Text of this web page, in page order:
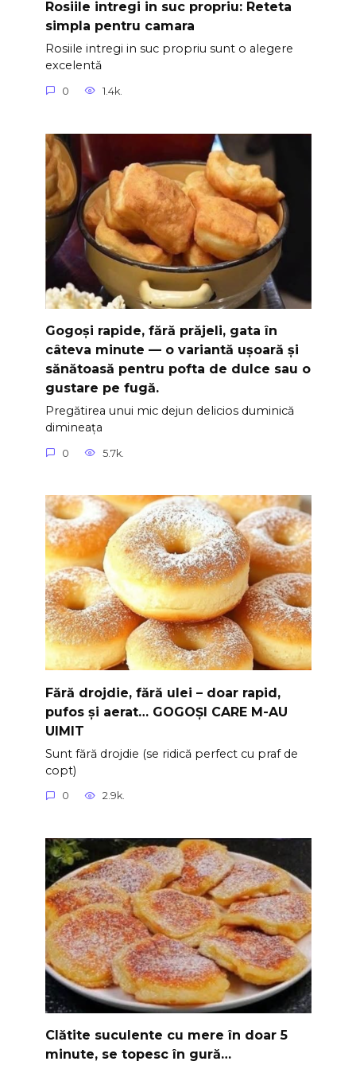
Rosiile intregi in suc propriu: Reteta
simpla pentru camara
Rosiile intregi in suc propriu sunt o alegere
excelentă
0 1.4k.
Gogoși rapide, fără prăjeli, gata în
câteva minute — o variantă ușoară și
sănătoasă pentru pofta de dulce sau o
gustare pe fugă.
Pregătirea unui mic dejun delicios duminică
dimineața
0 5.7k.
Fără drojdie, fără ulei – doar rapid,
pufos și aerat… GOGOȘI CARE M-AU
UIMIT
Sunt fără drojdie (se ridică perfect cu praf de
copt)
0 2.9k.
Clătite suculente cu mere în doar 5
minute, se topesc în gură…